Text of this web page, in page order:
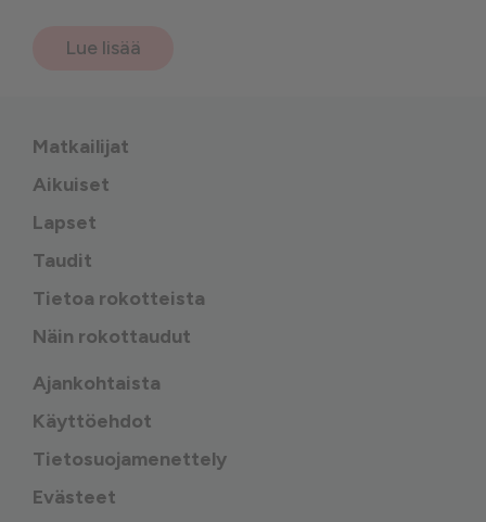
Lue lisää
Matkailijat
Aikuiset
Lapset
Taudit
Tietoa rokotteista
Näin rokottaudut
Ajankohtaista
Käyttöehdot
Tietosuojamenettely
Evästeet